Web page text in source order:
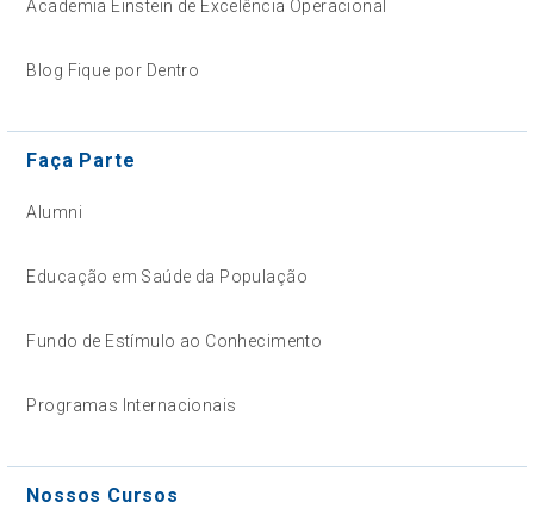
Academia Einstein de Excelência Operacional
Blog Fique por Dentro
Faça Parte
Alumni
Educação em Saúde da População
Fundo de Estímulo ao Conhecimento
Programas Internacionais
Nossos Cursos